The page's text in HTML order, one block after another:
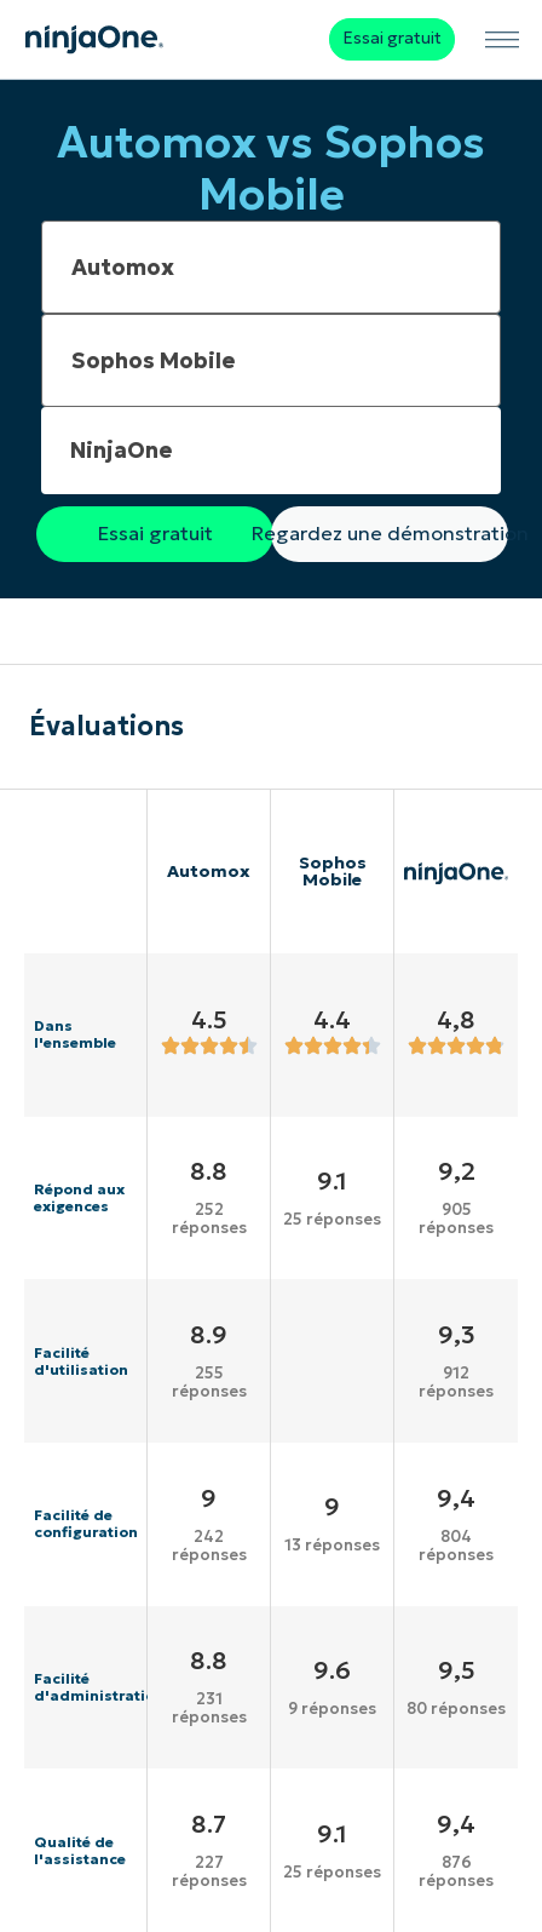
Essai gratuit
Automox vs Sophos
Mobile
NinjaOne
Essai gratuit Regardez une démonstration
Évaluations
Automox Sophos
Mobile
Dans
l'ensemble
4.5 4.4 4,8
Répond aux
exigences
8.8
252
réponses
9.1
25 réponses
9,2
905
réponses
Facilité
d'utilisation
8.9
255
réponses
9,3
912
réponses
Facilité de
configuration
9
242
réponses
9
13 réponses
9,4
804
réponses
Facilité
d'administration
8.8
231
réponses
9.6
9 réponses
9,5
80 réponses
Qualité de
l'assistance
8.7
227
réponses
9.1
25 réponses
9,4
876
réponses